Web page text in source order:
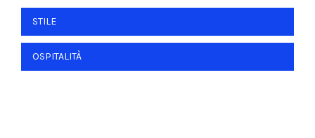
Navigazione
articoli
STILE
OSPITALITÀ